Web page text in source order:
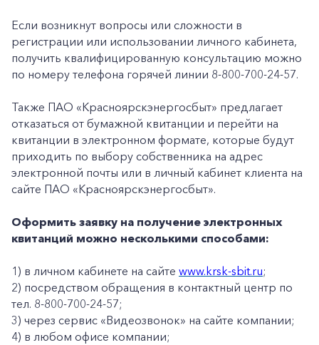
Заказать обратный звонок
Если возникнут вопросы или сложности в
регистрации или использовании личного кабинета,
получить квалифицированную консультацию можно
по номеру телефона горячей линии 8-800-700-24-57.
Также ПАО «Красноярскэнергосбыт» предлагает
отказаться от бумажной квитанции и перейти на
квитанции в электронном формате, которые будут
приходить по выбору собственника на адрес
электронной почты или в личный кабинет клиента на
сайте ПАО «Красноярскэнергосбыт».
Оформить заявку на получение электронных
квитанций можно несколькими способами:
1) в личном кабинете на сайте www.krsk-sbit.ru;
2) посредством обращения в контактный центр по
тел. 8-800-700-24-57;
3) через сервис «Видеозвонок» на сайте компании;
4) в любом офисе компании;